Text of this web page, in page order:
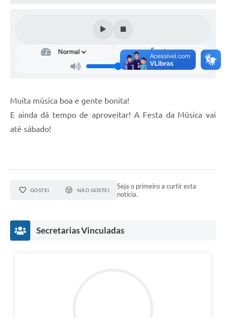
Muita música boa e gente bonita!
E ainda dá tempo de aproveitar! A Festa da Música vai
até sábado!
GOSTEI NÃO GOSTEI
Seja o primeiro a curtir esta
notícia.
Secretarias Vinculadas